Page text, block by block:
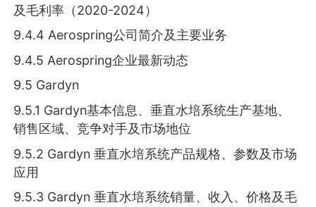
及毛利率（2020-2024）
9.4.4 Aerospring公司简介及主要业务
9.4.5 Aerospring企业最新动态
9.5 Gardyn
9.5.1 Gardyn基本信息、垂直水培系统生产基地、
销售区域、竞争对手及市场地位
9.5.2 Gardyn 垂直水培系统产品规格、参数及市场
应用
9.5.3 Gardyn 垂直水培系统销量、收入、价格及毛